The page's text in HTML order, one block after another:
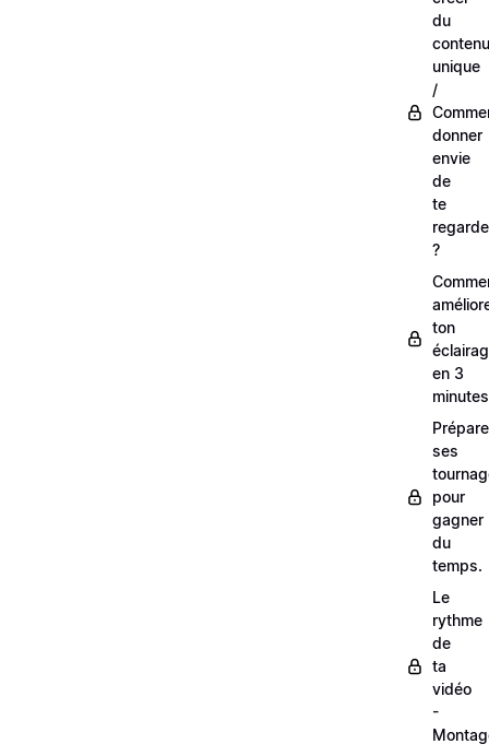
du
contenu
unique
/
donner
envie
de
te
?
ton
en 3
ses
pour
gagner
du
temps.
Le
rythme
de
ta
vidéo
-